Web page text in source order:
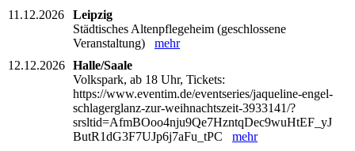
11.12.2026
Leipzig
Städtisches Altenpflegeheim (geschlossene
Veranstaltung) mehr
12.12.2026 Halle/Saale
Volkspark, ab 18 Uhr, Tickets:
https://www.eventim.de/eventseries/jaqueline-engel-
schlagerglanz-zur-weihnachtszeit-3933141/?
srsltid=AfmBOoo4nju9Qe7HzntqDec9wuHtEF_yJ
ButR1dG3F7UJp6j7aFu_tPC mehr